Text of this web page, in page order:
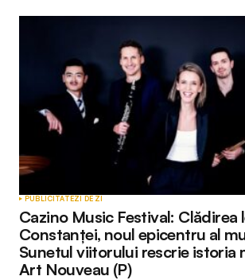
PUBLICITATEZI DE ZI
Cazino Music Festival: Clădirea
Constanței, noul epicentru al
Sunetul viitorului rescrie istoria
Art Nouveau (P)